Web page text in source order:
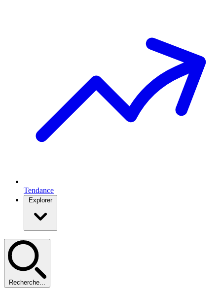
Tendance
Explorer
Recherche...